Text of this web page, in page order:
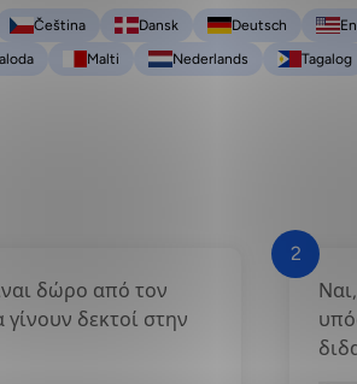
Čeština Dansk Deutsch
Malti Nederlands Tagalog
δώρο από τον
δεκτοί στην
2